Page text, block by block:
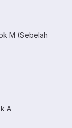
M (Sebelah
A